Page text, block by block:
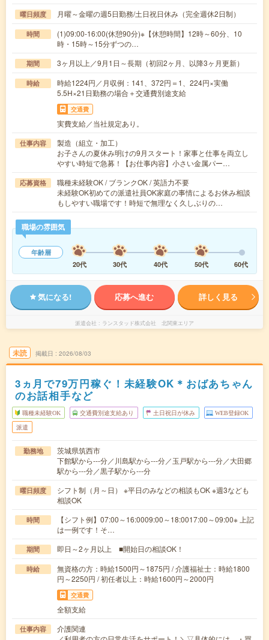
曜日頻度 月曜～金曜の週5日勤務/土日祝日休み（完全週休2日制）
時間
(1)09:00-16:00(休憩90分)※【休憩時間】12時～60分、10
時・15時～15分ずつの…
期間 3ヶ月以上／9月1日～長期（初回2ヶ月、以降3ヶ月更新）
時給
時給1224円／月収例：141、372円＝1、224円×実働
5.5H×21日勤務の場合＋交通費別途支給
交通費
実費支給／当社規定あり。
仕事内容
製造（組立・加工）
お子さんの夏休み明けの9月スタート！家事と仕事を両立し
やすい時短で急募！【お仕事内容】小さい金属パー…
応募資格
職種未経験OK / ブランクOK / 英語力不要
未経験OK初めての派遣社員OK家庭の事情によるお休み相談
もしやすい職場です！時短で無理なく久しぶりの…
職場の雰囲気
年齢層
20代
30代 40代 50代 60代
気になる! 応募へ進む 詳しく見る
派遣会社 ランスタッド株式会社 北関東エリア
未読 掲載日 2026/08/03
3ヵ月で79万円稼ぐ！未経験OK＊おばあちゃん
のお話相手など
職種未経験OK 交通費別途支給あり 土日祝日が休み WEB登録OK
派遣
勤務地
茨城県筑西市
下館駅から---分／川島駅から---分／玉戸駅から---分／大田郷
駅から---分／黒子駅から---分
曜日頻度
シフト制（月～日） ※平日のみなどの相談もOK ※週3なども
相談OK
時間
【シフト例】07:00～16:0009:00～18:0017:00～09:00※ 上記
は一例です！そ…
期間 即日～2ヶ月以上 ■開始日の相談OK！
時給
無資格の方：時給1500円～1875円 / 介護福祉士：時給1800
円～2250円 / 初任者以上：時給1600円～2000円
交通費
全額支給
仕事内容
介護関連